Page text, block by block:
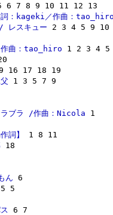
：kageki／作曲：
レスキュー
作曲：tao_hiro
ブラ /作曲：Nicola
詞】
ん